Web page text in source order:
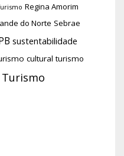
Regina Amorim
do Norte Sebrae
sustentabilidade
cultural turismo
Turismo